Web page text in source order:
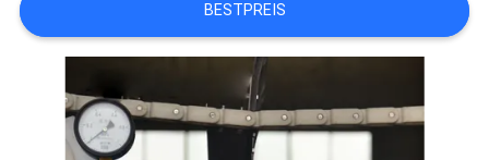
SITEMAP
PRIVACY
POLICY
BESTPREIS